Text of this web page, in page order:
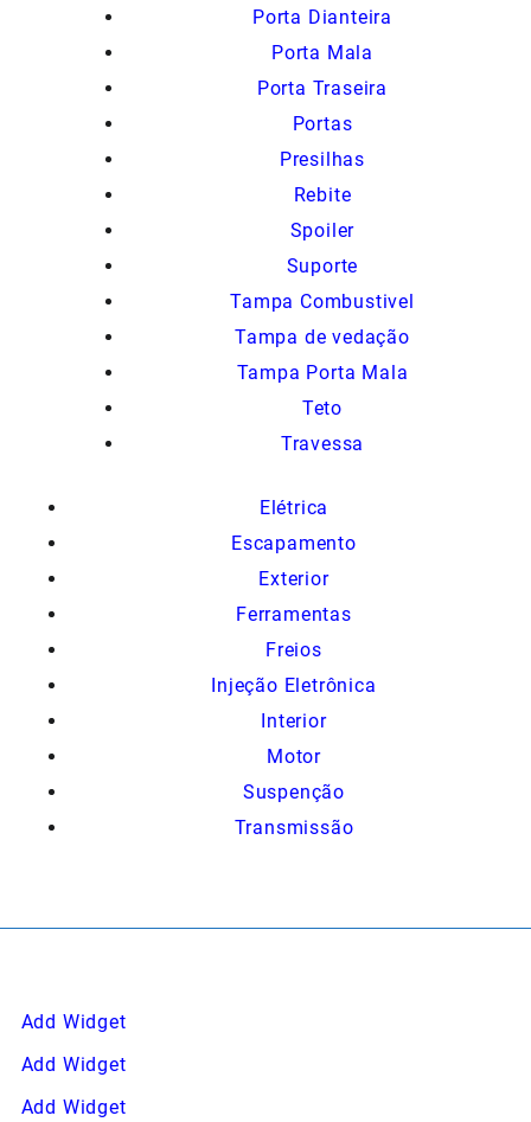
Porta Dianteira
Porta Mala
Porta Traseira
Portas
Presilhas
Rebite
Spoiler
Suporte
Tampa Combustivel
Tampa de vedação
Tampa Porta Mala
Teto
Travessa
Elétrica
Escapamento
Exterior
Ferramentas
Freios
Injeção Eletrônica
Interior
Motor
Suspenção
Transmissão
Add Widget
Add Widget
Add Widget